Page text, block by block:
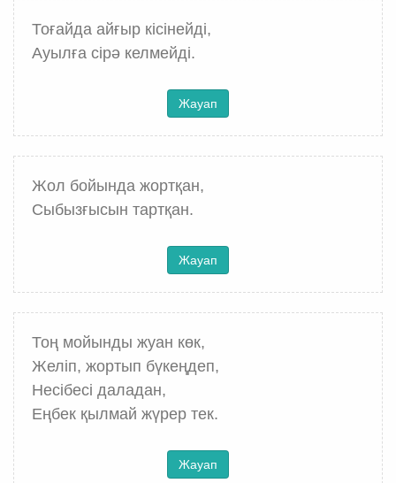
Тоғайда айғыр кісінейді,
Ауылға сірә келмейді.
Жауап
Жол бойында жортқан,
Сыбызғысын тартқан.
Жауап
Тоң мойынды жуан көк,
Желіп, жортып бүкеңдеп,
Несібесі даладан,
Еңбек қылмай жүрер тек.
Жауап